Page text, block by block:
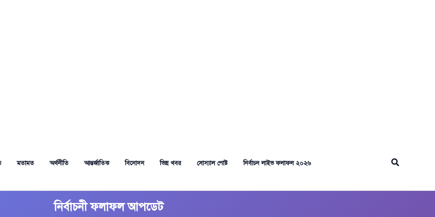
মতামত অর্থনীতি আন্তর্জাতিক বিনোদন ভিন্ন খবর সোস্যাল পোষ্ট নির্বাচন লাইভ ফলাফল ২০২৬ Search
নির্বাচনী ফলাফল আপডেট